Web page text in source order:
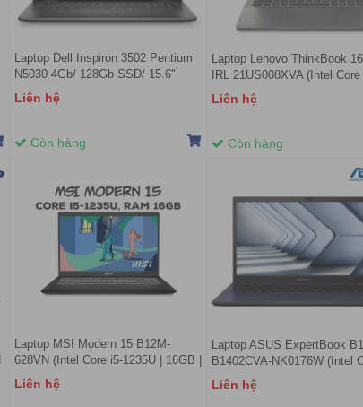
Laptop Dell Inspiron 3502 Pentium
N5030 4Gb/ 128Gb SSD/ 15.6"
HD/VGA ON/ Win10/Black/NK
Liên hệ
Còn hàng
Laptop Lenovo ThinkBook
IRL 21US008XVA (Intel Core
210H | 16GB | 512GB | Intel
Graphics | 16 inch WUXGA
Liên hệ
Còn hàng
Laptop MSI Modern 15 B12M-
628VN (Intel Core i5-1235U | 16GB |
512GB | Intel Iris Xe | 15.6 inch
FHD | Win 11 | Đen)
Liên hệ
Laptop ASUS ExpertBook B1
B1402CVA-NK0176W (Intel
1335U | 512GB | 16GB | Intel
14 inch FHD | Win 11 | Đen)
Liên hệ